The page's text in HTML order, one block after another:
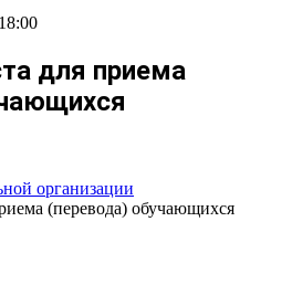
для приема
организации
(перевода) обучающихся